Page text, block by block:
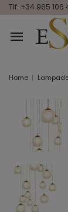
Tlf. +34 965 106
Home